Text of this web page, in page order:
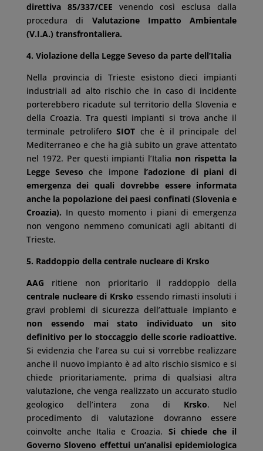
direttiva 85/337/CEE venendo così esclusa dalla
procedura di Valutazione Impatto Ambientale
(V.I.A.) transfrontaliera.
4. Violazione della Legge Seveso da parte dell’Italia
Nella provincia di Trieste esistono dieci impianti
industriali ad alto rischio che in caso di incidente
porterebbero ricadute sul territorio della Slovenia e
della Croazia. Tra questi impianti si trova anche il
terminale petroliferoSIOT che è il principale del
Mediterraneo e che ha già subito un grave attentato
nel 1972. Per questi impianti l’Italia non rispetta la
Legge Seveso che impone l’adozione di piani di
emergenza dei quali dovrebbe essere informata
anche la popolazione dei paesi confinati (Slovenia e
Croazia). In questo momento i piani di emergenza
non vengono nemmeno comunicati agli abitanti di
Trieste.
5. Raddoppio della centrale nucleare di Krsko
AAG ritiene non prioritario il raddoppio della
centrale nucleare di Krsko essendo rimasti insoluti i
gravi problemi di sicurezza dell’attuale impianto e
non essendo mai stato individuato un sito
definitivo per lo stoccaggio delle scorie radioattive.
Si evidenzia che l’area su cui si vorrebbe realizzare
anche il nuovo impianto è ad alto rischio sismico e si
chiede prioritariamente, prima di qualsiasi altra
valutazione, che venga realizzato un accurato studio
geologico dell’intera zona di Krsko. Nel
procedimento di valutazione dovranno essere
coinvolte anche Italia e Croazia. Si chiede che il
Governo Sloveno effettui un’analisi epidemiologica